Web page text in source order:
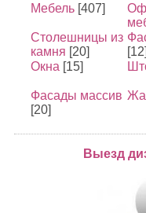
Мебель [407]
Столешницы из
камня [20]
[12]
Окна [15]
Фасады массив
[20]
Выезд